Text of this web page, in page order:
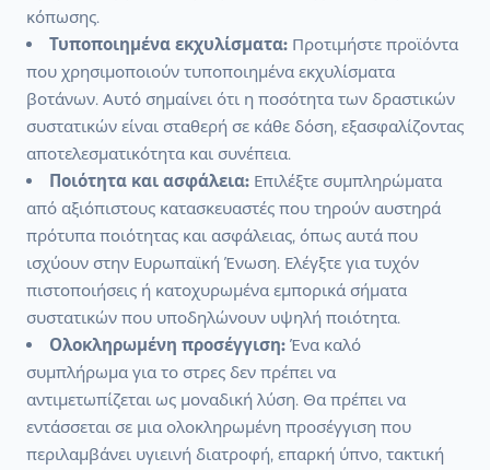
κόπωσης.
Τυποποιημένα εκχυλίσματα: Προτιμήστε προϊόντα
που χρησιμοποιούν τυποποιημένα εκχυλίσματα
βοτάνων. Αυτό σημαίνει ότι η ποσότητα των δραστικών
συστατικών είναι σταθερή σε κάθε δόση, εξασφαλίζοντας
αποτελεσματικότητα και συνέπεια.
Ποιότητα και ασφάλεια: Επιλέξτε συμπληρώματα
από αξιόπιστους κατασκευαστές που τηρούν αυστηρά
πρότυπα ποιότητας και ασφάλειας, όπως αυτά που
ισχύουν στην Ευρωπαϊκή Ένωση. Ελέγξτε για τυχόν
πιστοποιήσεις ή κατοχυρωμένα εμπορικά σήματα
συστατικών που υποδηλώνουν υψηλή ποιότητα.
Ολοκληρωμένη προσέγγιση: Ένα καλό
συμπλήρωμα για το στρες δεν πρέπει να
αντιμετωπίζεται ως μοναδική λύση. Θα πρέπει να
εντάσσεται σε μια ολοκληρωμένη προσέγγιση που
περιλαμβάνει υγιεινή διατροφή, επαρκή ύπνο, τακτική